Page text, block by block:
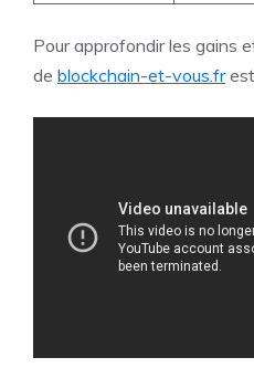
Pour approfondir les gains
de blockchain-et-vous.frest